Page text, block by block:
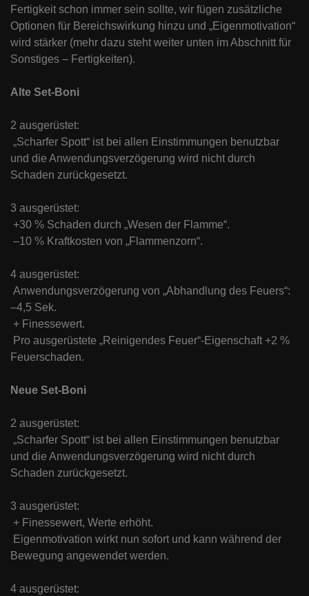
Fertigkeit schon immer sein sollte, wir fügen zusätzliche
Optionen für Bereichswirkung hinzu und „Eigenmotivation“
wird stärker (mehr dazu steht weiter unten im Abschnitt für
Sonstiges – Fertigkeiten).
Alte Set-Boni
2 ausgerüstet:
„Scharfer Spott“ ist bei allen Einstimmungen benutzbar
und die Anwendungsverzögerung wird nicht durch
Schaden zurückgesetzt.
3 ausgerüstet:
+30 % Schaden durch „Wesen der Flamme“.
–10 % Kraftkosten von „Flammenzorn“.
4 ausgerüstet:
Anwendungsverzögerung von „Abhandlung des Feuers“:
–4,5 Sek.
+ Finessewert.
Pro ausgerüstete „Reinigendes Feuer“-Eigenschaft +2 %
Feuerschaden.
Neue Set-Boni
2 ausgerüstet:
„Scharfer Spott“ ist bei allen Einstimmungen benutzbar
und die Anwendungsverzögerung wird nicht durch
Schaden zurückgesetzt.
3 ausgerüstet:
+ Finessewert, Werte erhöht.
Eigenmotivation wirkt nun sofort und kann während der
Bewegung angewendet werden.
4 ausgerüstet: